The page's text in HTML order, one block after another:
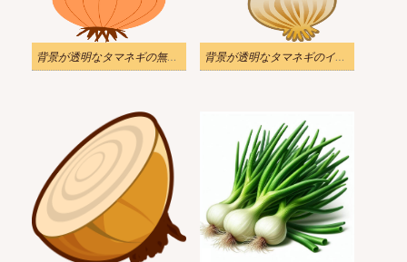
背景が透明なタマネギの無料イラスト 背景が透明なタマネギのイラスト